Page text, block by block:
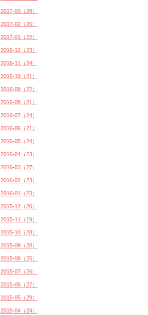
2017-03（28）
2017-02（26）
2017-01（22）
2016-12（23）
2016-11（24）
2016-10（21）
2016-09（22）
2016-08（21）
2016-07（24）
2016-06（21）
2016-05（24）
2016-04（23）
2016-03（27）
2016-02（23）
2016-01（23）
2015-12（20）
2015-11（19）
2015-10（28）
2015-09（28）
2015-08（25）
2015-07（26）
2015-06（27）
2015-05（29）
2015-04（24）